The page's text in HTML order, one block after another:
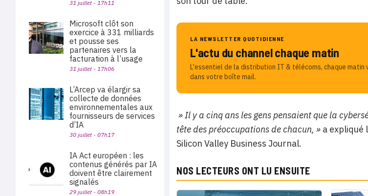
LA NEWSLETTER QUOTIDIENNE
L'actu du channel chaque matin
L'essentiel de la distribution IT & télécoms, chaque matin
dans votre boîte mail.
» Il y a cinq ans les gens pensaient que la
tête des préoccupations de chacun, » a expliqué
Silicon Valley Business Journal.
NOS LECTEURS ONT LU ENSUITE
31 juillet - 17h11
Microsoft clôt son
exercice à 331 milliards
et pousse ses
partenaires vers la
facturation à l’usage
31 juillet - 17h06
L’Arcep va élargir sa
collecte de données
environnementales aux
fournisseurs de services
d’IA
30 juillet - 07h17
IA Act européen : les
contenus générés par IA
doivent être clairement
signalés
29 juillet - 08h19